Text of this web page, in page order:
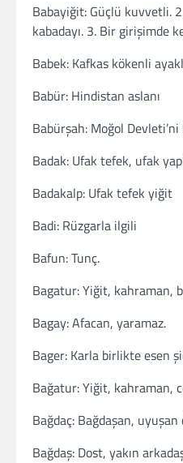
Babayiğit: Güçlü kuvvetli.
kabadayı. 3. Bir girişimde
Babek: Kafkas kökenli
Babür: Hindistan aslanı
Babürşah: Moğol
Badak: Ufak tefek, ufak
Badakalp: Ufak tefek yiğit
Badi: Rüzgarla ilgili
Bafun: Tunç.
Bagatur: Yiğit, kahraman,
Bagay: Afacan, yaramaz.
Bager: Karla birlikte esen
Bağatur: Yiğit, kahraman,
Bağdaç: Bağdaşan, uyuşan
Bağdaş: Dost, yakın